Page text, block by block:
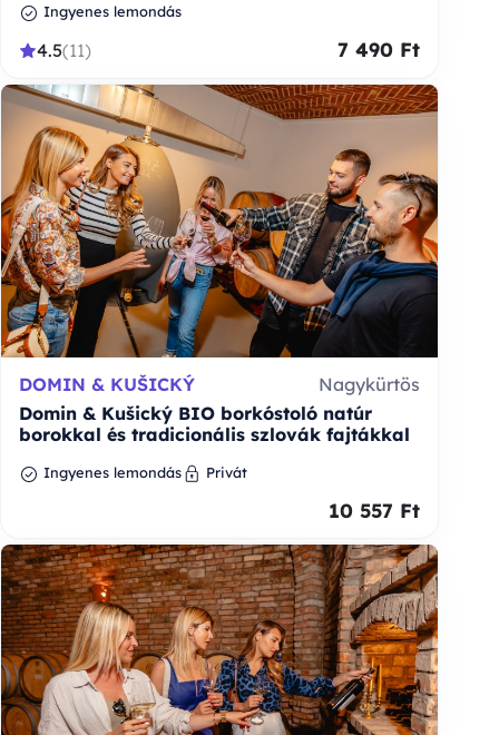
Ingyenes lemondás
4.5(11) 7 490 Ft
DOMIN & KUŠICKÝ
Nagykürtös
Domin & Kušický BIO borkóstoló natúr
borokkal és tradicionális szlovák fajtákkal
Ingyenes lemondás Privát
10 557 Ft